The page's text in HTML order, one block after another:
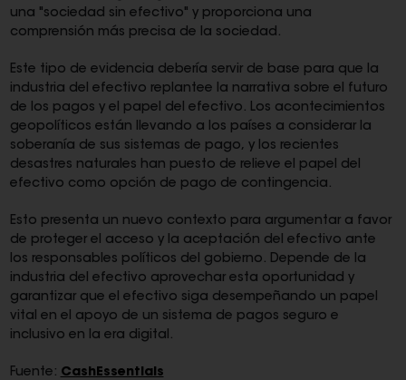
una "sociedad sin efectivo" y proporciona una
comprensión más precisa de la sociedad.
Este tipo de evidencia debería servir de base para que la
industria del efectivo replantee la narrativa sobre el futuro
de los pagos y el papel del efectivo. Los acontecimientos
geopolíticos están llevando a los países a considerar la
soberanía de sus sistemas de pago, y los recientes
desastres naturales han puesto de relieve el papel del
efectivo como opción de pago de contingencia.
Esto presenta un nuevo contexto para argumentar a favor
de proteger el acceso y la aceptación del efectivo ante
los responsables políticos del gobierno. Depende de la
industria del efectivo aprovechar esta oportunidad y
garantizar que el efectivo siga desempeñando un papel
vital en el apoyo de un sistema de pagos seguro e
inclusivo en la era digital.
Fuente: CashEssentials